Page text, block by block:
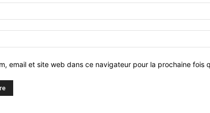
email et site web dans ce navigateur pour la prochaine fois